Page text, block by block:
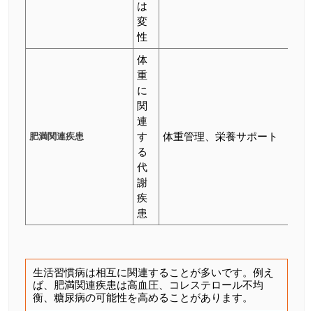
は
変
性
肥満関連疾患
体
重
に
関
連
す
る
代
謝
疾
患
体重管理、栄養サポート
生活習慣病は相互に関連することが多いです。例え
ば、肥満関連疾患は高血圧、コレステロール不均
衡、糖尿病の可能性を高めることがあります。